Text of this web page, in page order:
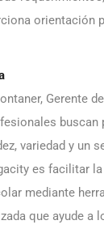
orientación
Gerente
buscan
variedad y un
es facilitar
mediante
que ayude a